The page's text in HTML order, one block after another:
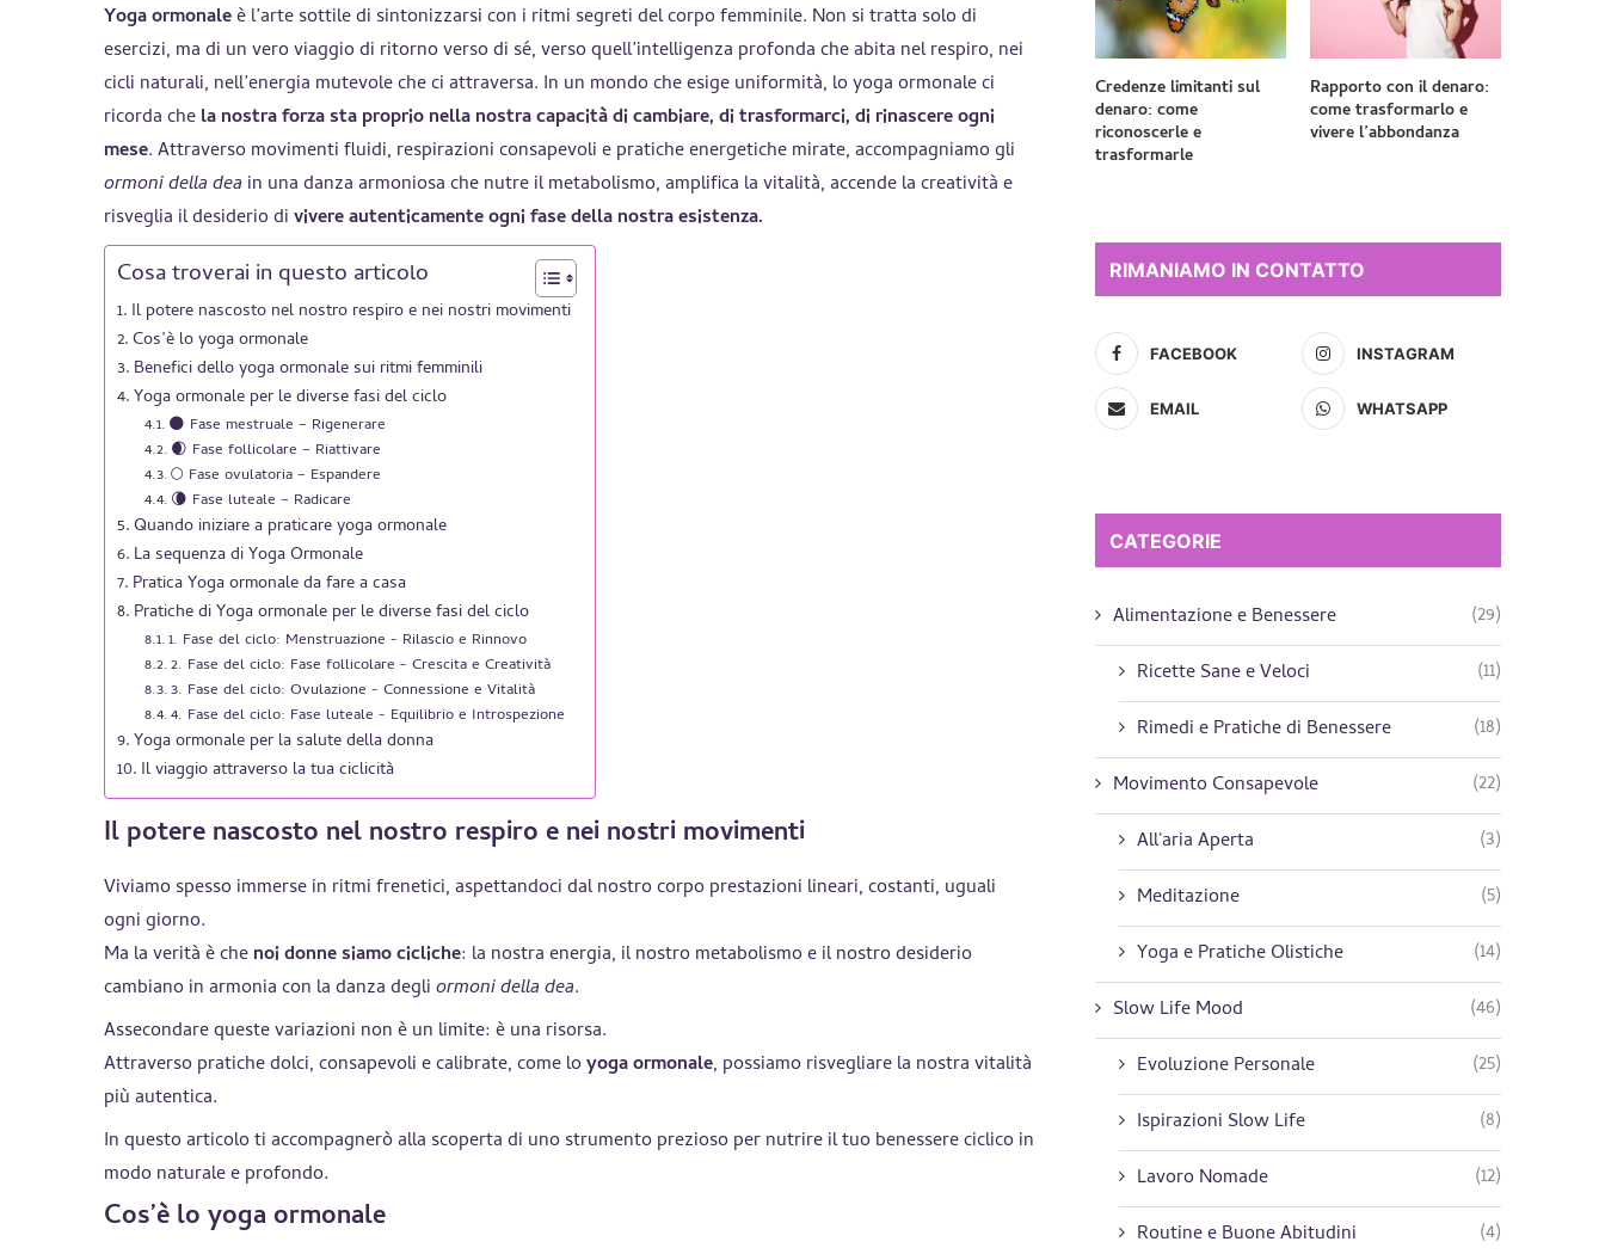
Yoga ormonaleè l’arte sottile di sintonizzarsi con i ritmi segreti del corpo femminile. Non si tratta solo di
esercizi, ma di un vero viaggio di ritorno verso di sé, verso quell’intelligenza profonda che abita nel respiro, nei
cicli naturali, nell’energia mutevole che ci attraversa. In un mondo che esige uniformità, lo yoga ormonale ci
ricorda chela nostra forza sta proprio nella nostra capacità di cambiare, di trasformarci, di rinascere ogni
mese. Attraverso movimenti fluidi, respirazioni consapevoli e pratiche energetiche mirate, accompagniamo gli
ormoni della dea in una danza armoniosa che nutre il metabolismo, amplifica la vitalità, accende la creatività e
risveglia il desiderio divivere autenticamente ogni fase della nostra esistenza.
Cosa troverai in questo articolo
Il potere nascosto nel nostro respiro e nei nostri movimenti
Cos’è lo yoga ormonale
Benefici dello yoga ormonale sui ritmi femminili
Yoga ormonale per le diverse fasi del ciclo
🌑 Fase mestruale – Rigenerare
🌒 Fase follicolare – Riattivare
🌕 Fase ovulatoria – Espandere
🌘 Fase luteale – Radicare
Quando iniziare a praticare yoga ormonale
La sequenza di Yoga Ormonale
Pratica Yoga ormonale da fare a casa
Pratiche di Yoga ormonale per le diverse fasi del ciclo
1. Fase del ciclo: Menstruazione - Rilascio e Rinnovo
2. Fase del ciclo: Fase follicolare - Crescita e Creatività
3. Fase del ciclo: Ovulazione - Connessione e Vitalità
4. Fase del ciclo: Fase luteale - Equilibrio e Introspezione
Yoga ormonale per la salute della donna
Il viaggio attraverso la tua ciclicità
Il potere nascosto nel nostro respiro e nei nostri movimenti
Viviamo spesso immerse in ritmi frenetici, aspettandoci dal nostro corpo prestazioni lineari, costanti, uguali
ogni giorno.
Ma la verità è chenoi donne siamo cicliche: la nostra energia, il nostro metabolismo e il nostro desiderio
cambiano in armonia con la danza degliormoni della dea.
Assecondare queste variazioni non è un limite: è una risorsa.
Attraverso pratiche dolci, consapevoli e calibrate, come loyoga ormonale, possiamo risvegliare la nostra vitalità
più autentica.
In questo articolo ti accompagnerò alla scoperta di uno strumento prezioso per nutrire il tuo benessere ciclico in
modo naturale e profondo.
Cos’è lo yoga ormonale
Credenze limitanti sul
denaro: come
riconoscerle e
trasformarle
Rapporto con il denaro:
come trasformarlo e
vivere l’abbondanza
RIMANIAMO IN CONTATTO
FACEBOOK INSTAGRAM
EMAIL WHATSAPP
CATEGORIE
Alimentazione e Benessere
(29)
Ricette Sane e Veloci
(11)
Rimedi e Pratiche di Benessere
(18)
Movimento Consapevole
(22)
All'aria Aperta
(3)
Meditazione
(5)
Yoga e Pratiche Olistiche
(14)
Slow Life Mood
(46)
Evoluzione Personale
(25)
Ispirazioni Slow Life
(8)
Lavoro Nomade
(12)
Routine e Buone Abitudini
(4)